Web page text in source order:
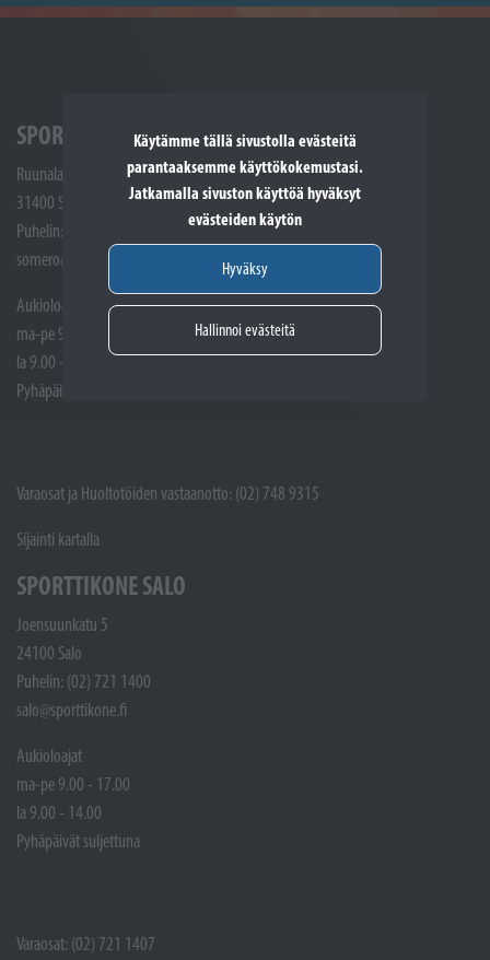
Käytämme tällä sivustolla evästeitä
parantaaksemme käyttökokemustasi.
Jatkamalla sivuston käyttöä hyväksyt
evästeiden käytön
Hyväksy
Hallinnoi evästeitä
SPORTTIKONE SOMERO
Ruunalantie 5
31400 Somero
Puhelin: (02) 748 9300
somero@sporttikone.fi
Aukioloajat
ma-pe 9.00 - 17.00
la 9.00 - 14.00
Pyhäpäivät suljettuna
Varaosat ja Huoltotöiden vastaanotto: (02) 748 9315
Sijainti kartalla
SPORTTIKONE SALO
Joensuunkatu 5
24100 Salo
Puhelin: (02) 721 1400
salo@sporttikone.fi
Aukioloajat
ma-pe 9.00 - 17.00
la 9.00 - 14.00
Pyhäpäivät suljettuna
Varaosat: (02) 721 1407